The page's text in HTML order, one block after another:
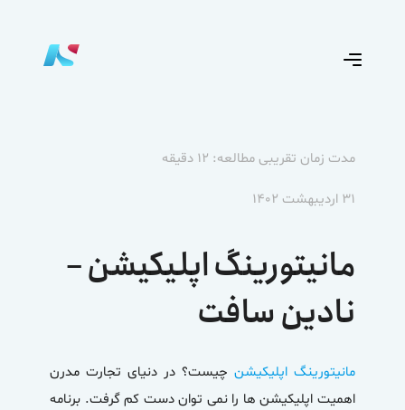
مدت زمان تقریبی مطالعه: ۱۲ دقیقه
۳۱ اردیبهشت ۱۴۰۲
مانیتورینگ اپلیکیشن –
نادین سافت
مانیتورینگ اپلیکیشن چیست؟ در دنیای تجارت مدرن
اهمیت اپلیکیشن ها را نمی توان دست کم گرفت. برنامه